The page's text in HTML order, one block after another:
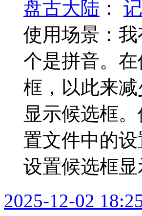
盘古大陆 ：
使用场景：
个是拼音。
框，以此来
显示候选框
置文件中的
设置候选框
2025-12-02